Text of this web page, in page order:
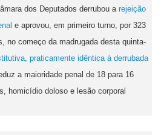
dos Deputados derrubou a rejeição
e aprovou, em primeiro turno, por 323
no começo da madrugada desta quinta-
praticamente idêntica à derrubada
a maioridade penal de 18 para 16
homicídio doloso e lesão corporal